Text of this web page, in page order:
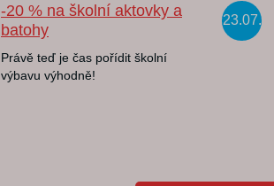
-20 % na školní aktovky a
batohy
Právě teď je čas pořídit školní
výbavu výhodně!
23.07.